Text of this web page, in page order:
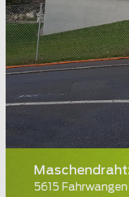
5615 Fahrwangen